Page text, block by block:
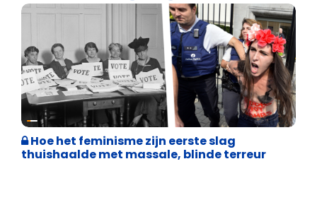
Cultuuroorlog
Hoe het feminisme zijn eerste slag
thuishaalde met massale, blinde terreur